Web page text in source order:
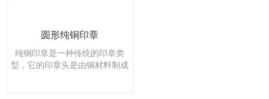
圆形纯铜印章
纯铜印章是一种传统的印章类
型，它的印章头是由铜材料制成